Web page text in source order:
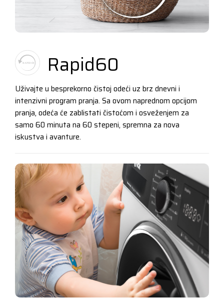
Rapid60
Uživajte u besprekorno čistoj odeći uz brz dnevni i
intenzivni program pranja. Sa ovom naprednom opcijom
pranja, odeća će zablistati čistoćom i osveženjem za
samo 60 minuta na 60 stepeni, spremna za nova
iskustva i avanture.